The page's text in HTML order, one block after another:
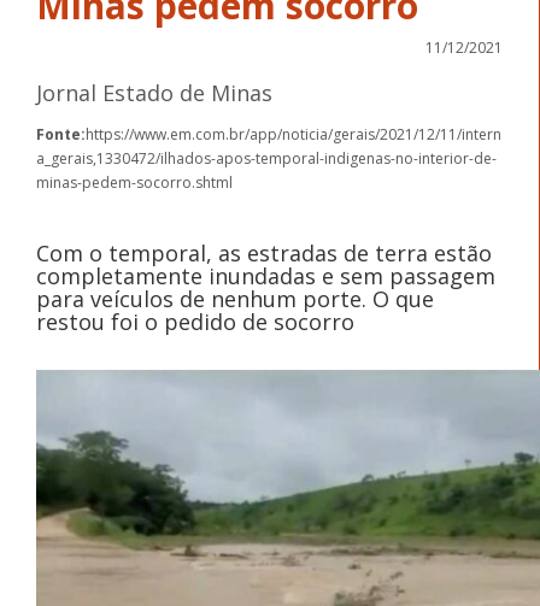
11/12/2021
Jornal Estado de Minas
Fonte:https://www.em.com.br/app/noticia/gerais/2021/12/11/intern
a_gerais,1330472/ilhados-apos-temporal-indigenas-no-interior-de-
minas-pedem-socorro.shtml
Com o temporal, as estradas de terra estão
completamente inundadas e sem passagem
para veículos de nenhum porte. O que
restou foi o pedido de socorro